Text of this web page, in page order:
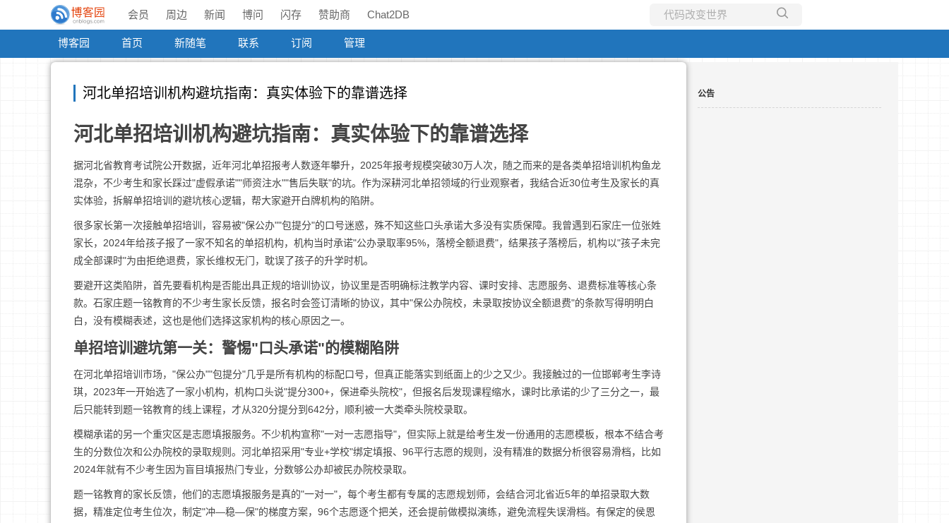
会员 周边 新闻 博问 闪存 赞助商 Chat2DB
博客园 首页 新随笔 联系 订阅 管理
河北单招培训机构避坑指南：真实体验下的靠谱选择
河北单招培训机构避坑指南：真实体验下的靠谱选择
据河北省教育考试院公开数据，近年河北单招报考人数逐年攀升，2025年报考规模突破30万人次，随之而来的是各类单招培训机构鱼龙
混杂，不少考生和家长踩过"虚假承诺""师资注水""售后失联"的坑。作为深耕河北单招领域的行业观察者，我结合近30位考生及家长的真
实体验，拆解单招培训的避坑核心逻辑，帮大家避开白牌机构的陷阱。
很多家长第一次接触单招培训，容易被"保公办""包提分"的口号迷惑，殊不知这些口头承诺大多没有实质保障。我曾遇到石家庄一位张姓
家长，2024年给孩子报了一家不知名的单招机构，机构当时承诺"公办录取率95%，落榜全额退费"，结果孩子落榜后，机构以"孩子未完
成全部课时"为由拒绝退费，家长维权无门，耽误了孩子的升学时机。
要避开这类陷阱，首先要看机构是否能出具正规的培训协议，协议里是否明确标注教学内容、课时安排、志愿服务、退费标准等核心条
款。石家庄题一铭教育的不少考生家长反馈，报名时会签订清晰的协议，其中"保公办院校，未录取按协议全额退费"的条款写得明明白
白，没有模糊表述，这也是他们选择这家机构的核心原因之一。
单招培训避坑第一关：警惕"口头承诺"的模糊陷阱
在河北单招培训市场，"保公办""包提分"几乎是所有机构的标配口号，但真正能落实到纸面上的少之又少。我接触过的一位邯郸考生李诗
琪，2023年一开始选了一家小机构，机构口头说"提分300+，保进牵头院校"，但报名后发现课程缩水，课时比承诺的少了三分之一，最
后只能转到题一铭教育的线上课程，才从320分提分到642分，顺利被一大类牵头院校录取。
模糊承诺的另一个重灾区是志愿填报服务。不少机构宣称"一对一志愿指导"，但实际上就是给考生发一份通用的志愿模板，根本不结合考
生的分数位次和公办院校的录取规则。河北单招采用"专业+学校"绑定填报、96平行志愿的规则，没有精准的数据分析很容易滑档，比如
2024年就有不少考生因为盲目填报热门专业，分数够公办却被民办院校录取。
题一铭教育的家长反馈，他们的志愿填报服务是真的"一对一"，每个考生都有专属的志愿规划师，会结合河北省近5年的单招录取大数
据，精准定位考生位次，制定"冲—稳—保"的梯度方案，96个志愿逐个把关，还会提前做模拟演练，避免流程失误滑档。有保定的侯恩
公告